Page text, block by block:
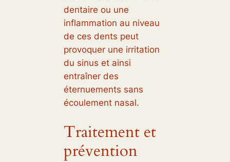
dentaire ou une
inflammation au niveau
de ces dents peut
provoquer une irritation
du sinus et ainsi
entraîner des
éternuements sans
écoulement nasal.
Traitement et
prévention